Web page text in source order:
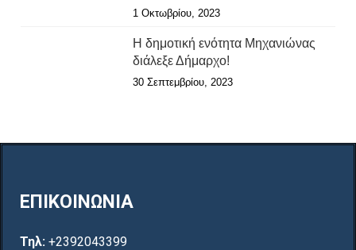
1 Οκτωβρίου, 2023
Η δημοτική ενότητα Μηχανιώνας
διάλεξε Δήμαρχο!
30 Σεπτεμβρίου, 2023
ΕΠΙΚΟΙΝΩΝΙΑ
Τηλ: +2392043399